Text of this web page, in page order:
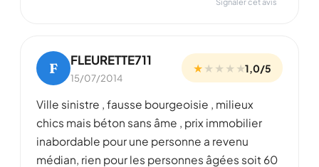
F FLEURETTE711
15/07/2014
★★ ★ ★ ★1,0/5
Ville sinistre , fausse bourgeoisie , milieux
chics mais béton sans âme , prix immobilier
inabordable pour une personne a revenu
médian, rien pour les personnes âgées soit 60